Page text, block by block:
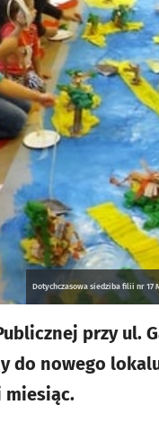
Dotychczasowa siedziba filii nr 17
przy ul.
do nowego